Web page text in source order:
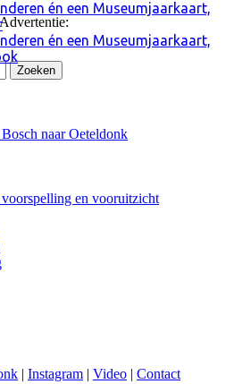
Advertentie:
naar Oeteldonk
en vooruitzicht
| Instagram | Video | Contact